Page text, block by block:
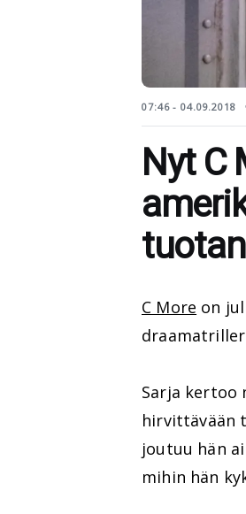
07:46 - 04.09.2018
Nyt C
C More on
Sarja kertoo
hirvittävään
joutuu hän
mihin hän